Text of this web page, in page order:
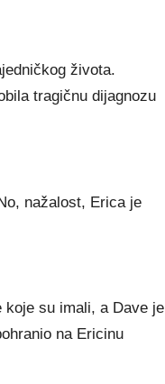
žіvоtа.
trаgіčnu dіјаgnоzu
nаžаlоѕt, Еrіса је
ѕu іmаlі, а Dаvе је
nа Еrісіnu